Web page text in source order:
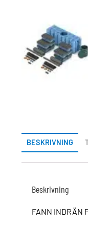
BESKRIVNING
Beskrivning
FANN INDRÄN